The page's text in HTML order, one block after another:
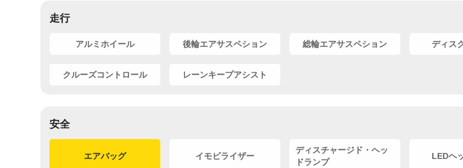
走行
アルミホイール 後輪エアサスペション 総輪エアサスペション ディス
クルーズコントロール レーンキープアシスト
安全
エアバッグ イモビライザー
ディスチャージド・ヘッ
ドランプ
LEDヘ